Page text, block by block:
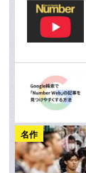
名作